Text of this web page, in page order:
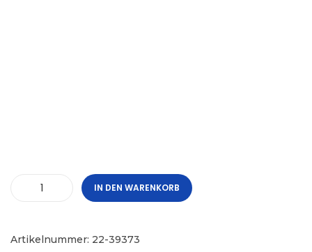
IN DEN WARENKORB
Artikelnummer: 22-39373